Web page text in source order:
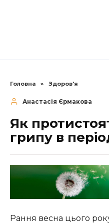
Головна » Здоров'я
Анастасія Єрмакова
Як
грипу в
Рання весна цього